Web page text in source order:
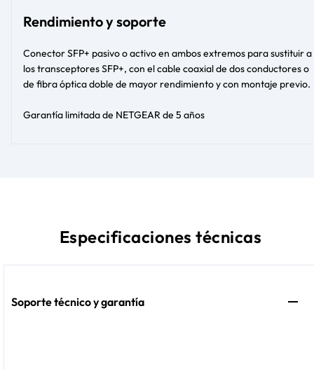
Rendimiento y soporte
Conector SFP+ pasivo o activo en ambos extremos para sustituir a
los transceptores SFP+, con el cable coaxial de dos conductores o
de fibra óptica doble de mayor rendimiento y con montaje previo.
Garantía limitada de NETGEAR de 5 años
Especificaciones técnicas
Soporte técnico y garantía